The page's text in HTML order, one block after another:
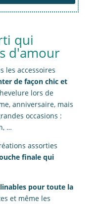
qui
d'amour
les accessoires
de façon chic et
lors de
anniversaire, mais
occasions :
…
assorties
finale qui
pour toute la
et même les